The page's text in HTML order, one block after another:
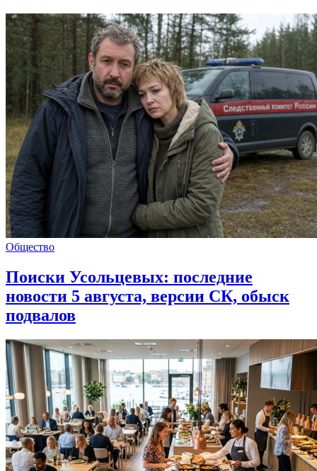
Общество
Поиски Усольцевых: последние
новости 5 августа, версии СК, обыск
подвалов